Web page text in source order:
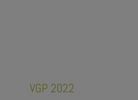
VGP 2022